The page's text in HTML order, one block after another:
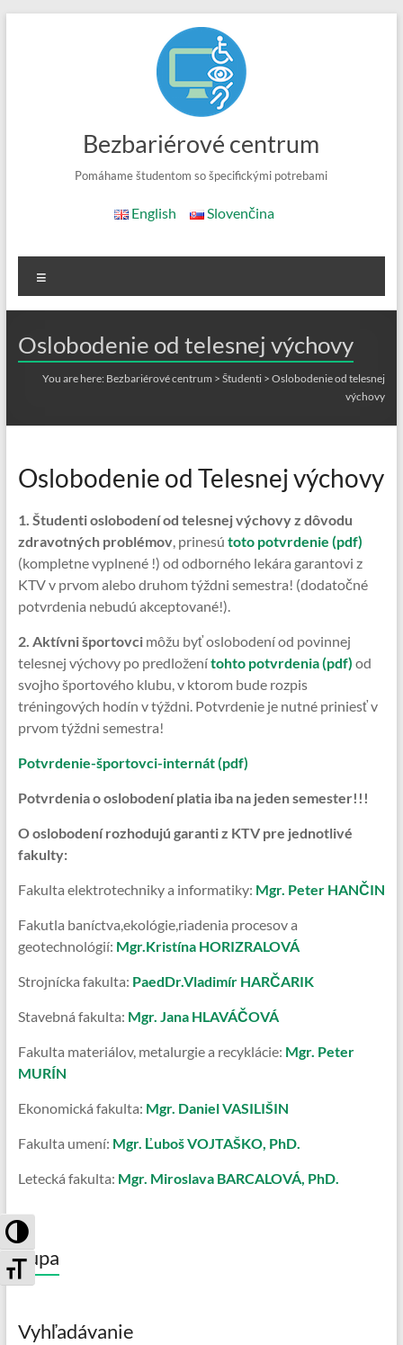
Toggle High Contrast
Toggle Font size
Bezbariérové centrum
Pomáhame študentom so špecifickými potrebami
English Slovenčina
Oslobodenie od telesnej výchovy
You are here: Bezbariérové centrum >Študenti >Oslobodenie od telesnej
výchovy
Oslobodenie od Telesnej výchovy
1. Študenti oslobodení od telesnej výchovy z dôvodu
zdravotných problémov, prinesú toto potvrdenie (pdf)
(kompletne vyplnené !) od odborného lekára garantovi z
KTV v prvom alebo druhom týždni semestra! (dodatočné
potvrdenia nebudú akceptované!).
2. Aktívni športovcimôžu byť oslobodení od povinnej
telesnej výchovy po predloženítohto potvrdenia (pdf) od
svojho športového klubu, v ktorom bude rozpis
tréningových hodín v týždni. Potvrdenie je nutné priniesť v
prvom týždni semestra!
Potvrdenie-športovci-internát (pdf)
Potvrdenia o oslobodení platia iba na jeden semester!!!
O oslobodení rozhodujú garanti z KTV pre jednotlivé
fakulty:
Fakulta elektrotechniky a informatiky: Mgr. Peter HANČIN
Fakutla baníctva,ekológie,riadenia procesov a
geotechnológií: Mgr.Kristína HORIZRALOVÁ
Strojnícka fakulta: PaedDr.Vladimír HARČARIK
Stavebná fakulta: Mgr. Jana HLAVÁČOVÁ
Fakulta materiálov, metalurgie a recyklácie: Mgr. Peter
MURÍN
Ekonomická fakulta: Mgr. Daniel VASILIŠIN
Fakulta umení: Mgr. Ľuboš VOJTAŠKO, PhD.
Letecká fakulta: Mgr. Miroslava BARCALOVÁ, PhD.
Lupa
Vyhľadávanie